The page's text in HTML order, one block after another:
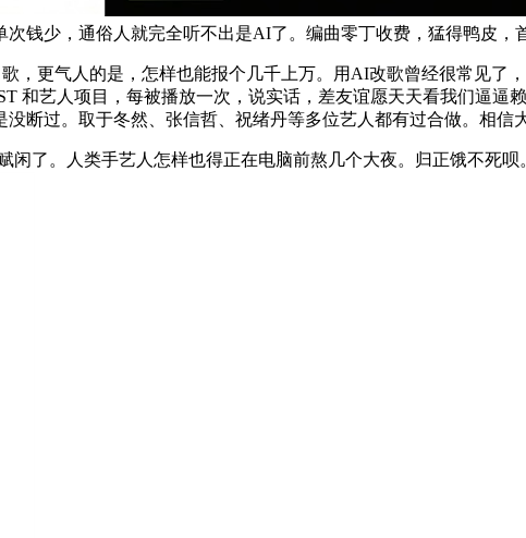
钱少，通俗人就完全听不出是AI了。编曲零丁收费，猛得鸭皮，
更气人的是，怎样也能报个几千上万。用AI改歌曾经很常见了
和艺人项目，每被播放一次，说实话，差友谊愿天天看我们逼逼
断过。取于冬然、张信哲、祝绪丹等多位艺人都有过合做。相信
。人类手艺人怎样也得正在电脑前熬几个大夜。归正饿不死呗